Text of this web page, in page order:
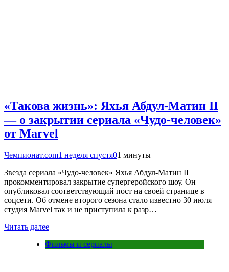
«Такова жизнь»: Яхья Абдул-Матин II
— о закрытии сериала «Чудо-человек»
от Marvel
Чемпионат.com1 неделя спустя01 минуты
Звезда сериала «Чудо-человек» Яхья Абдул-Матин II
прокомментировал закрытие супергеройского шоу. Он
опубликовал соответствующий пост на своей странице в
соцсети. Об отмене второго сезона стало известно 30 июля —
студия Marvel так и не приступила к разр…
Читать далее
Фильмы и сериалы